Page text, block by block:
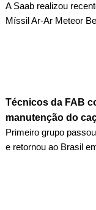
A Saab realizou
Míssil Ar-Ar Meteor
Técnicos da FAB
manutenção do
Primeiro grupo
e retornou ao Brasil